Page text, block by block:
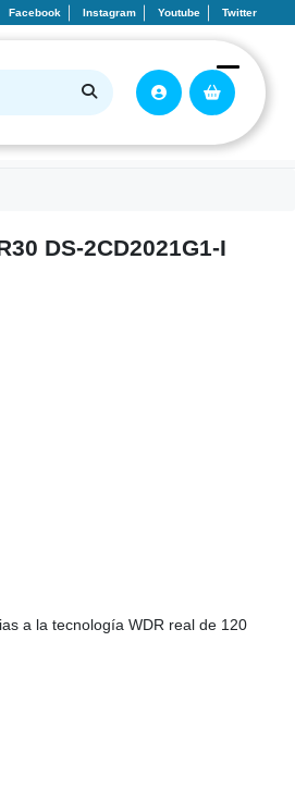
Facebook Instagram Youtube Twitter
DS-2CD2021G1-I
a la tecnología WDR real de 120